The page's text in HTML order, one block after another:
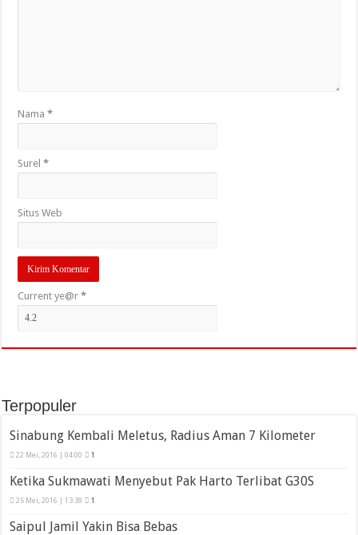
Nama*
Surel*
Situs Web
Current ye@r*
Terpopuler
Sinabung Kembali Meletus, Radius Aman 7 Kilometer
22 Mei, 2016 | 04:00 1
Ketika Sukmawati Menyebut Pak Harto Terlibat G30S
25 Mei, 2016 | 13:39 1
Saipul Jamil Yakin Bisa Bebas